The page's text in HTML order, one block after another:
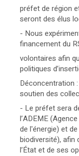
préfet de région
seront des élus
- Nous
financement du
volontaires afin
politiques
Déconcentration
soutien des
- Le préfet sera
l’ADEME
de l'énergie) et
biodiversité), afin
l’État et de ses